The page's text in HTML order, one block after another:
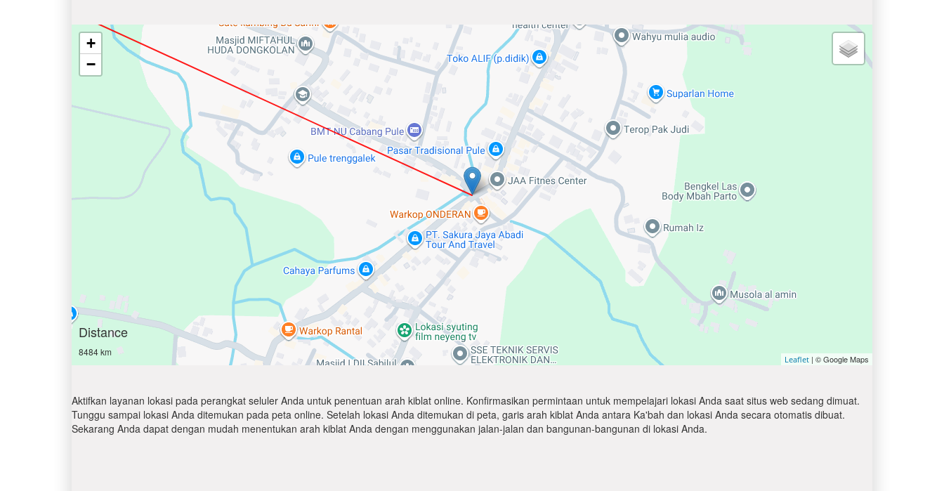
+
−
Distance
8484 km
Leaflet | © Google Maps
Aktifkan layanan lokasi pada perangkat seluler Anda untuk penentuan arah kiblat online. Konfirmasikan permintaan untuk mempelajari lokasi Anda saat situs web sedang dimuat.
Tunggu sampai lokasi Anda ditemukan pada peta online. Setelah lokasi Anda ditemukan di peta, garis arah kiblat Anda antara Ka'bah dan lokasi Anda secara otomatis dibuat.
Sekarang Anda dapat dengan mudah menentukan arah kiblat Anda dengan menggunakan jalan-jalan dan bangunan-bangunan di lokasi Anda.